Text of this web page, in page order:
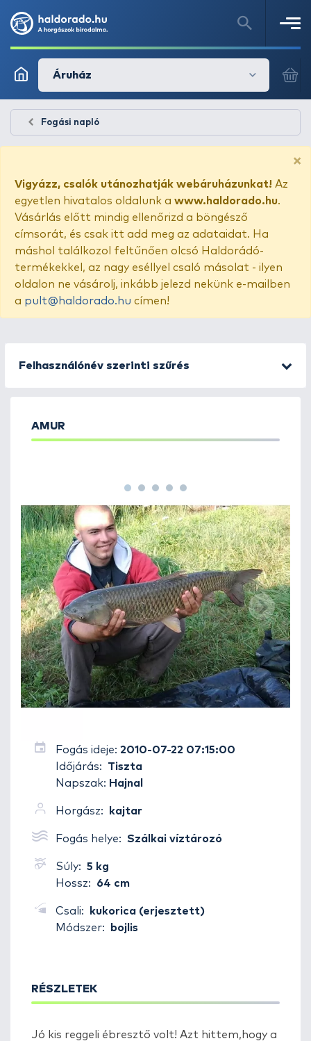
Áruház
Fogási napló
×
Vigyázz, csalók utánozhatják webáruházunkat! Az
egyetlen hivatalos oldalunk a www.haldorado.hu.
Vásárlás előtt mindig ellenőrizd a böngésző
címsorát, és csak itt add meg az adataidat. Ha
máshol találkozol feltűnően olcsó Haldorádó-
termékekkel, az nagy eséllyel csaló másolat - ilyen
oldalon ne vásárolj, inkább jelezd nekünk e-mailben
a pult@haldorado.hu címen!
Felhasználónév szerinti szűrés
AMUR
1 2 3 4
Fogás ideje: 2010-07-22 07:15:00
Időjárás:
Tiszta
Napszak: Hajnal
Horgász: kajtar
Fogás helye: Szálkai víztározó
Súly: 5 kg
Hossz:
64 cm
Csali:
kukorica (erjesztett)
Módszer:
bojlis
RÉSZLETEK
Jó kis reggeli ébresztő volt! Azt hittem,hogy a